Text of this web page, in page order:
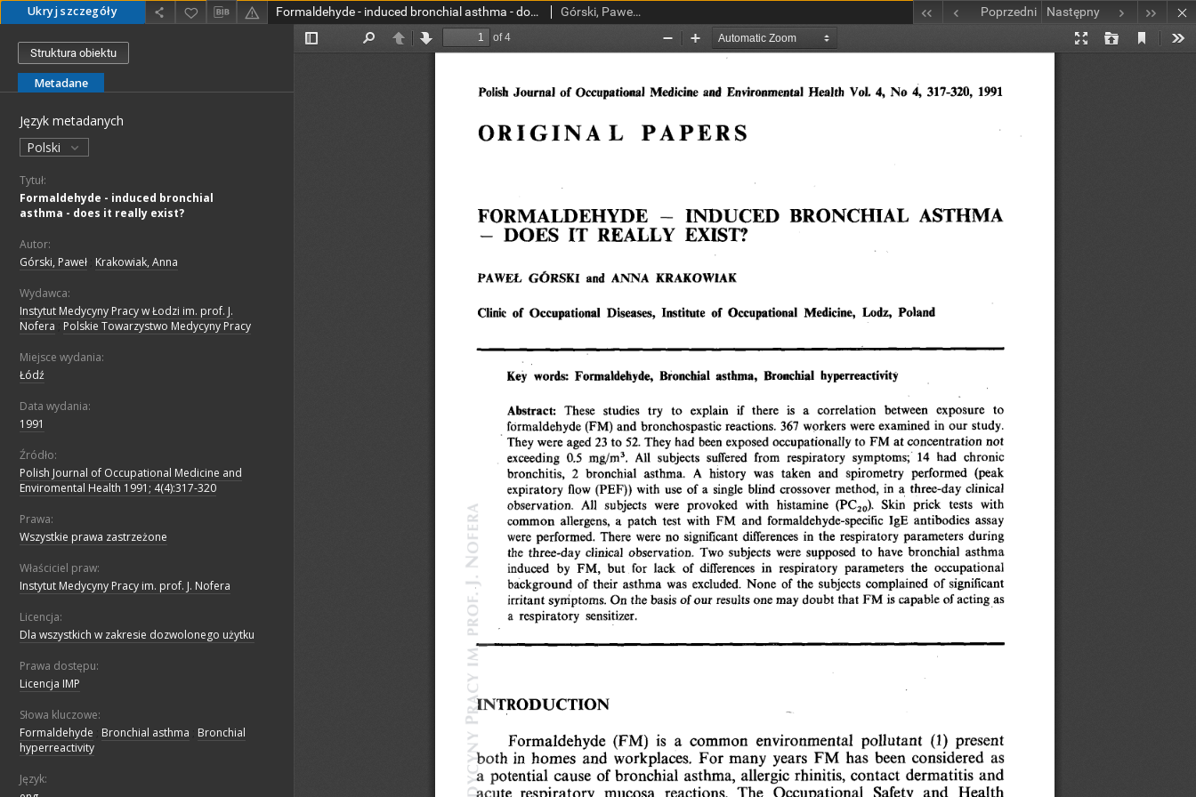
Ukryj szczegóły Formaldehyde - induced bronchial asthma - does it really exist? Górski, Paweł; Krakowiak, Anna Poprzedni Następny
Struktura obiektu
Metadane
Język metadanych
Polski
Tytuł:
Formaldehyde - induced bronchial
asthma - does it really exist?
Autor:
Górski, Paweł Krakowiak, Anna
Wydawca:
Instytut Medycyny Pracy w Łodzi im. prof. J.
Nofera
Polskie Towarzystwo Medycyny Pracy
Miejsce wydania:
Łódź
Data wydania:
1991
Źródło:
Polish Journal of Occupational Medicine and
Enviromental Health 1991; 4(4):317-320
Prawa:
Wszystkie prawa zastrzeżone
Właściciel praw:
Instytut Medycyny Pracy im. prof. J. Nofera
Licencja:
Dla wszystkich w zakresie dozwolonego użytku
Prawa dostępu:
Licencja IMP
Słowa kluczowe:
Formaldehyde
Bronchial asthma
Bronchial
hyperreactivity
Język: